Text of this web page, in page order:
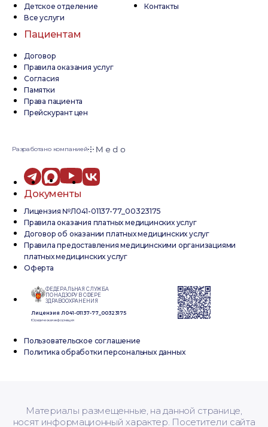
Детское отделение
Все услуги
Контакты
Пациентам
Договор
Правила оказания услуг
Согласия
Памятки
Права пациента
Прейскурант цен
Разработано компанией
Документы
Лицензия №Л041-01137-77_00323175
Правила оказания платных медицинских услуг
Договор об оказании платных медицинских услуг
Правила предоставления медицинскими организациями
платных медицинских услуг
Оферта
ФЕДЕРАЛЬНАЯ СЛУЖБА
ПО НАДЗОРУ В СФЕРЕ
ЗДРАВООХРАНЕНИЯ
Лицензия Л041-01137-77_00323175
Юридическая информация
Пользовательское соглашение
Политика обработки персональных данных
Материалы размещенные, на данной странице,
носят информационный характер. Посетители сайта